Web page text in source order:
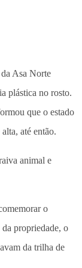
Asa Norte
plástica no rosto.
que o estado
até então.
animal e
o
propriedade, o
da trilha de